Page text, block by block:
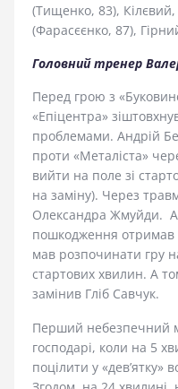
(Тищенко, 83),
(Фарасєєнко, 87),
Головний тренер
Перед грою з
«Епіцентра»
проблемами. Андрій
проти «Металіста»
вийти на поле зі
на заміну). Через
Олександра Жмуйди. А
пошкодження отримав
мав розпочинати гру
стартових хвилин. А
замінив Гліб Савчук.
Перший небезпечний
господарі, коли на 5
поцілити у «дев’ятку»